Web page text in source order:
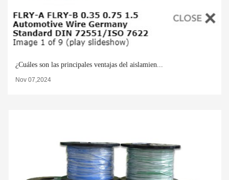
¿Cuáles son las principales ventajas del aislamien...
Nov 07,2024